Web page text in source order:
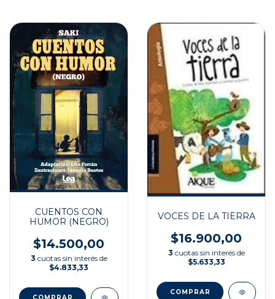
CUENTOS CON
HUMOR (NEGRO)
$14.500,00
3 cuotas sin interés de
$4.833,33
VOCES DE LA TIERRA
$16.900,00
3 cuotas sin interés de
$5.633,33